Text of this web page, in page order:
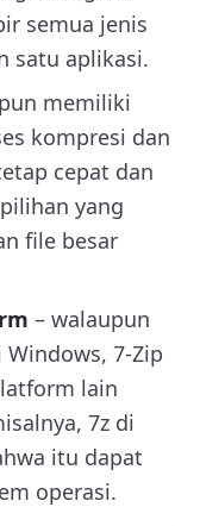
semua jenis
satu aplikasi.
memiliki
kompresi dan
cepat dan
yang
file besar
– walaupun
7-Zip
lain
7z di
itu dapat
operasi.